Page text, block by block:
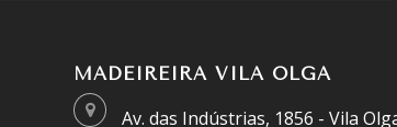
MADEIREIRA VILA OLGA
Av. das Indústrias, 1856 - Vila